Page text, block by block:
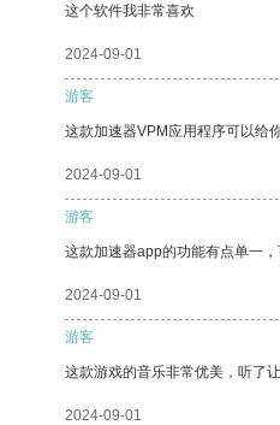
这个软件我非常喜欢
2024-09-01
游客
这款加速器VPM应用程序可以给
2024-09-01
游客
这款加速器app的功能有点单一
2024-09-01
游客
这款游戏的音乐非常优美，听了让
2024-09-01